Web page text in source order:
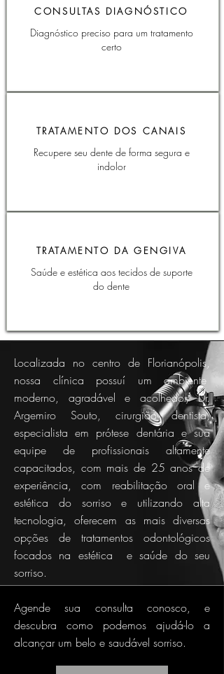
CONSULTAS DIAGNÓSTICO
Diagnóstico preciso para um tratamento
certo
TRATAMENTO DOS CANAIS
Recupere seu dente de forma segura e
indolor
TRATAMENTO DA GENGIVA
Saúde e estética aos tecidos de suporte
do dente
Localizada no centro de Florianópolis,
nossa clínica possuí um ambiente
moderno, agradável e acolhedor, Dr.
Argemiro Souto, cirurgião dentista,
especialista em prótese dentária e sua
equipe de profissionais altamente
capacitados, com mais de 25 anos de
experiência, com reabilitação oral e
estética do sorriso e utilizando alta
tecnologia, oferecem as mais diversas
opções de tratamentos odontológicos
focados na estética e saúde do seu
sorriso.
Agende sua consulta conosco, e
descubra como podemos ajudá-lo a
alcançar um belo e saudável sorriso.